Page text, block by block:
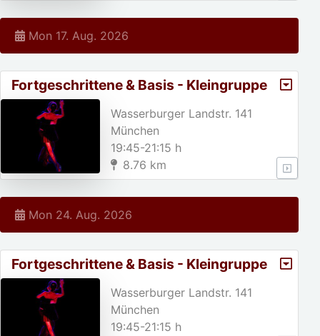
Mon 17. Aug. 2026
Fortgeschrittene & Basis - Kleingruppe
Wasserburger Landstr. 141
München
19:45-21:15 h
8.76 km
Mon 24. Aug. 2026
Fortgeschrittene & Basis - Kleingruppe
Wasserburger Landstr. 141
München
19:45-21:15 h